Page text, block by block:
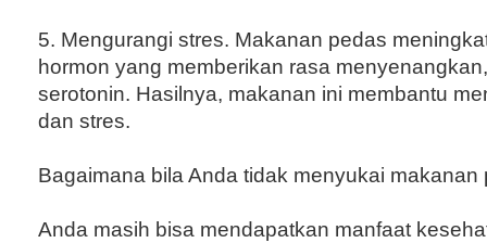
5. Mengurangi stres. Makanan pedas
hormon yang memberikan rasa
serotonin. Hasilnya, makanan ini membantu
dan stres.
Bagaimana bila Anda tidak menyukai makanan
Anda masih bisa mendapatkan manfaat